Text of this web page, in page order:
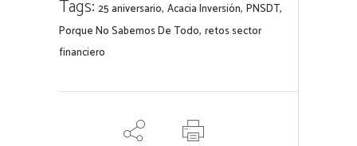
Tags: 25 aniversario, Acacia Inversión, PNSDT,
Porque No Sabemos De Todo, retos sector
financiero